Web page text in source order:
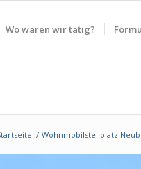
Wo waren wir tätig?
/ Wohnmobilstellplatz